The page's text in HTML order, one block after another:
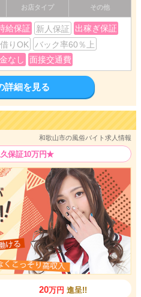
万円！！』
子全員に永久日給保証(♡˙︶˙♡)
・
♪
´o)
万円！！』
らのスタート★
望に合わせてバック額は無限大(*´∇
ってアナタの為に
完全送迎(≧∇≦)
よ♪♪
給保証 新人保証
出稼ぎ保証
りOK
バック率60％上
なし 面接交通費
お店タイプ その他
詳細を見る
和歌山市の風俗バイト求人情報
久保証10万円★
20万円 進呈!!